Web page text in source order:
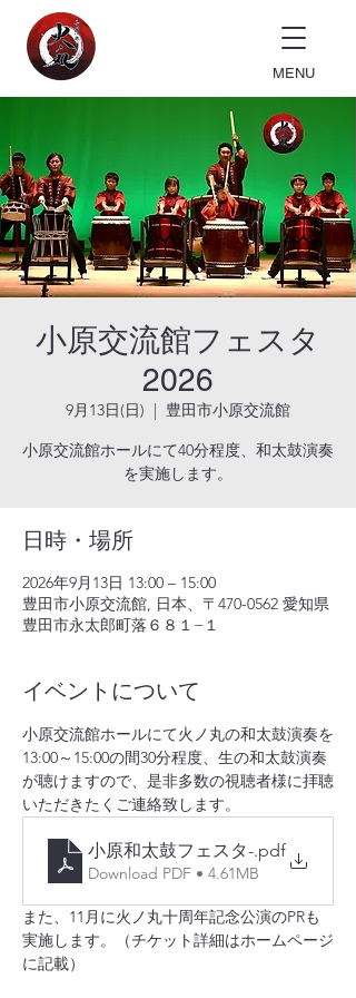
MENU
小原交流館フェスタ
2026
9月13日(日)
  |
豊田市小原交流館
小原交流館ホールにて40分程度、和太鼓演奏
を実施します。
日時・場所
2026年9月13日 13:00 – 15:00
豊田市小原交流館, 日本、〒470-0562 愛知県
豊田市永太郎町落６８１−１
イベントについて
小原交流館ホールにて火ノ丸の和太鼓演奏を
13:00～15:00の間30分程度、生の和太鼓演奏
が聴けますので、是非多数の視聴者様に拝聴
いただきたくご連絡致します。
小原和太鼓フェスタ-.pdf
Download PDF • 4.61MB
また、11月に火ノ丸十周年記念公演のPRも
実施します。（チケット詳細はホームページ
に記載）